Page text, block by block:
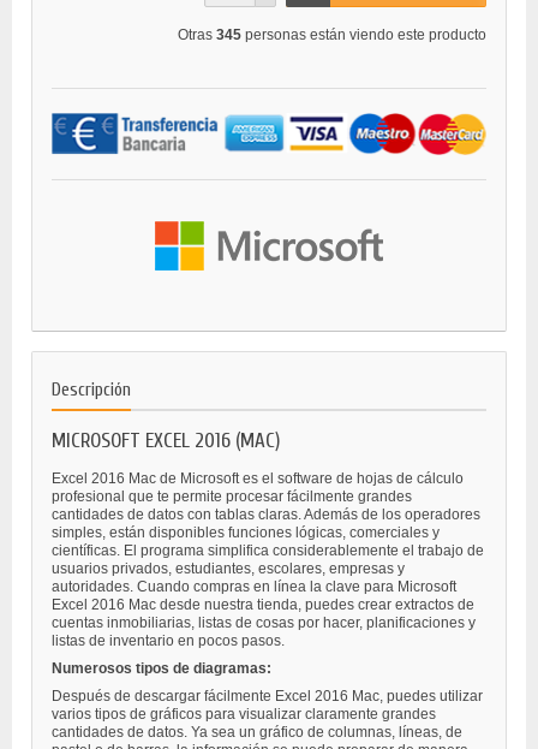
Otras 345 personas están viendo este producto
Descripción
MICROSOFT EXCEL 2016 (MAC)
Excel 2016 Mac de Microsoft es el software de hojas de cálculo
profesional que te permite procesar fácilmente grandes
cantidades de datos con tablas claras. Además de los operadores
simples, están disponibles funciones lógicas, comerciales y
científicas. El programa simplifica considerablemente el trabajo de
usuarios privados, estudiantes, escolares, empresas y
autoridades. Cuando compras en línea la clave para Microsoft
Excel 2016 Mac desde nuestra tienda, puedes crear extractos de
cuentas inmobiliarias, listas de cosas por hacer, planificaciones y
listas de inventario en pocos pasos.
Numerosos tipos de diagramas:
Después de descargar fácilmente Excel 2016 Mac, puedes utilizar
varios tipos de gráficos para visualizar claramente grandes
cantidades de datos. Ya sea un gráfico de columnas, líneas, de